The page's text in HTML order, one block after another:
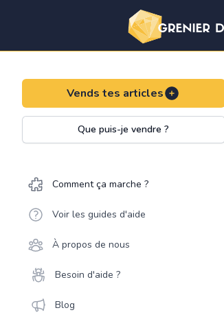
Vends tes articles
Que puis-je vendre ?
Comment ça marche ?
Voir les guides d'aide
À propos de nous
Besoin d'aide ?
Blog